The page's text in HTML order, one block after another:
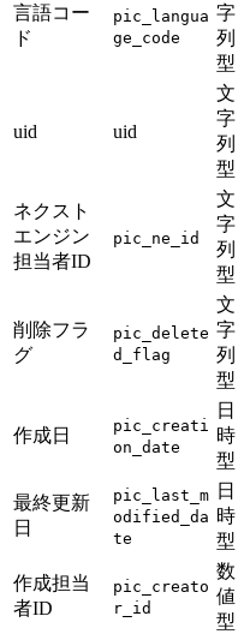
言語コー
ド
pic_langua
ge_code
字
列
型
uid uid
文
字
列
型
ネクスト
エンジン
担当者ID
pic_ne_id
文
字
列
型
削除フラ
グ
pic_delete
d_flag
文
字
列
型
作成日
pic_creati
on_date
日
時
型
最終更新
日
pic_last_m
odified_da
te
日
時
型
作成担当
者ID
pic_creato
r_id
数
値
型